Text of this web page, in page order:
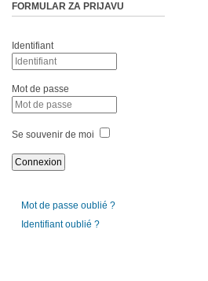
FORMULAR ZA PRIJAVU
Identifiant
Mot de passe
Se souvenir de moi
Mot de passe oublié ?
Identifiant oublié ?